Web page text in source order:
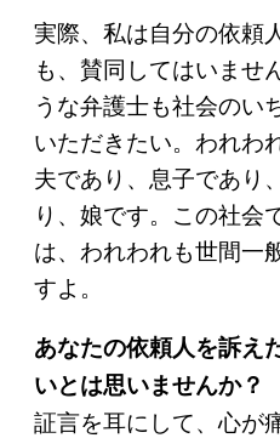
実際、私は自分の依頼
も、賛同してはいませ
うな弁護士も社会のい
いただきたい。われわ
夫であり、息子であり
り、娘です。この社会
は、われわれも世間一
すよ。
あなたの依頼人を訴え
いとは思いませんか？
証言を耳にして、心が